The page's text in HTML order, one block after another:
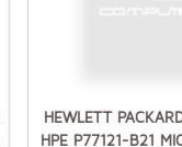
HEWLETT
HPE P77121-B21